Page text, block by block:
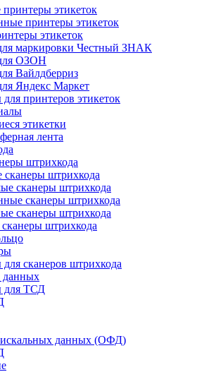
этикеток
принтеры этикеток
этикеток
маркировки Честный ЗНАК
ОЗОН
Вайлдберриз
Яндекс Маркет
принтеров этикеток
этикетки
лента
штрихкода
сканеры штрихкода
сканеры штрихкода
сканеры штрихкода
сканеры штрихкода
штрихкода
сканеров штрихкода
данных
для ТСД
данных (ОФД)